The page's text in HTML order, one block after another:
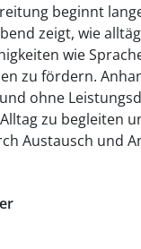
beginnt
zeigt, wie
wie
zu fördern.
ohne
zu begleiten
Austausch und